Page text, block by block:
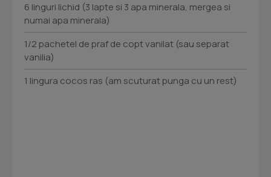
6 linguri lichid (3 lapte si 3 apa minerala, mergea si
numai apa minerala)
1/2 pachetel de praf de copt vanilat (sau separat
vanilia)
1 lingura cocos ras (am scuturat punga cu un rest)